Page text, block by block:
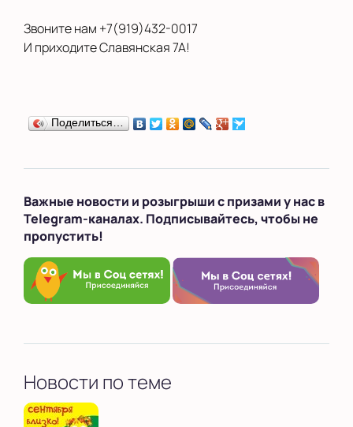
Звоните нам +7(919)432-0017
И приходите Славянская 7А!
Поделиться…
Важные новости и розыгрыши с призами у нас в
Telegram-каналах. Подписывайтесь, чтобы не
пропустить!
Новости по теме